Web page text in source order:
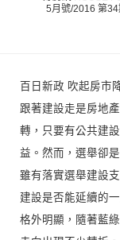
5月號/2016 第34
百日新政 吹起房市
跟著建設走是房地
轉，只要有公共建
益。然而，選舉卻
雖有落實選舉建設
建設是否能延續的
格外明顯，隨著藍